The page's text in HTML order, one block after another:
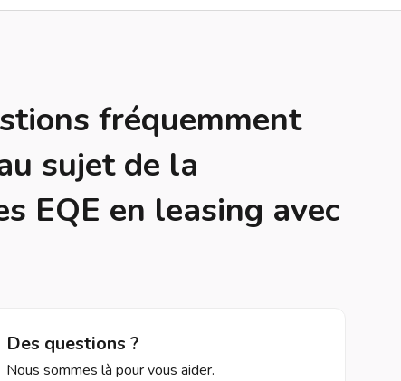
fréquemment
sujet de la
EQE en leasing avec
Des questions ?
Nous sommes là pour vous aider.